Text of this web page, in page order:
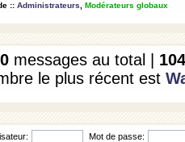
:: Administrateurs Modérateurs globaux
messages au total | 104
le plus récent est
Mot de passe: